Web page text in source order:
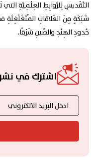
التَّقْديسِ لِلرَّوابِطِ العِلْمِيَّةِ
شَبَكَةٍ مِنَ العَلاقاتِ
حُدودِ الهِنْدِ والصّينِ شَرْقًا.
اشترك في